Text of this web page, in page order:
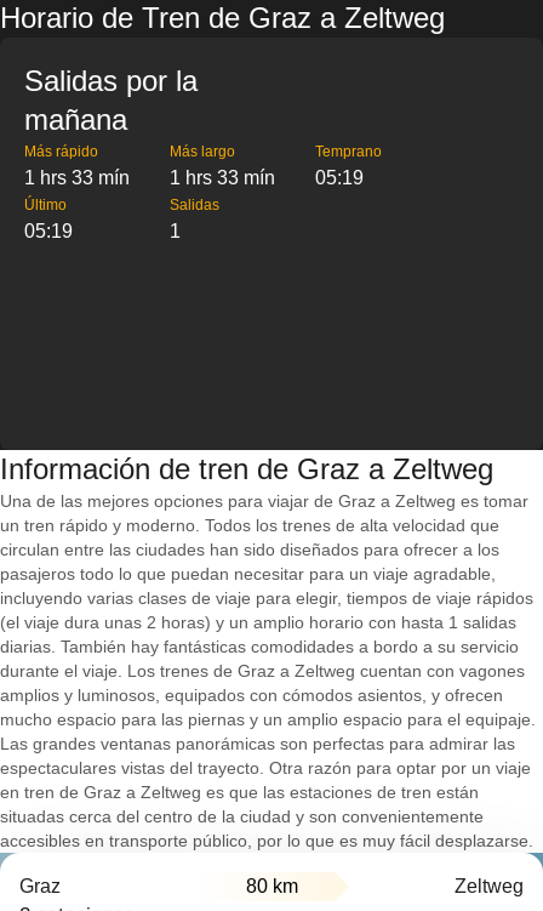
Horario de Tren de Graz a Zeltweg
Salidas por la
mañana
Más rápido
1 hrs 33 mín
Más largo
1 hrs 33 mín
Temprano
05:19
Último
05:19
Salidas
1
Información de tren de Graz a Zeltweg
Una de las mejores opciones para viajar de Graz a Zeltweg es tomar
un tren rápido y moderno. Todos los trenes de alta velocidad que
circulan entre las ciudades han sido diseñados para ofrecer a los
pasajeros todo lo que puedan necesitar para un viaje agradable,
incluyendo varias clases de viaje para elegir, tiempos de viaje rápidos
(el viaje dura unas 2 horas) y un amplio horario con hasta 1 salidas
diarias. También hay fantásticas comodidades a bordo a su servicio
durante el viaje. Los trenes de Graz a Zeltweg cuentan con vagones
amplios y luminosos, equipados con cómodos asientos, y ofrecen
mucho espacio para las piernas y un amplio espacio para el equipaje.
Las grandes ventanas panorámicas son perfectas para admirar las
espectaculares vistas del trayecto. Otra razón para optar por un viaje
en tren de Graz a Zeltweg es que las estaciones de tren están
situadas cerca del centro de la ciudad y son convenientemente
accesibles en transporte público, por lo que es muy fácil desplazarse.
Graz 80 km Zeltweg